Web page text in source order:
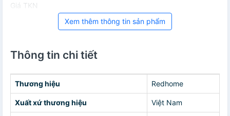
Giá TKN
Xem thêm thông tin sản phẩm
Thông tin chi tiết
Thương hiệu Redhome
Xuất xứ thương hiệu Việt Nam